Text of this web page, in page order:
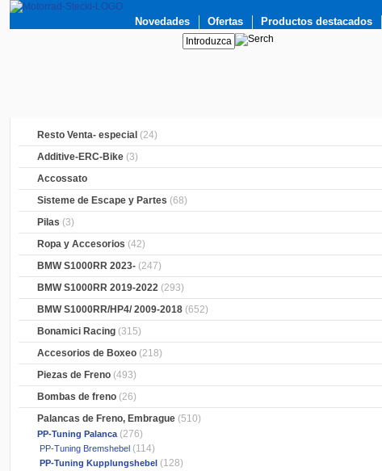
Novedades Ofertas Productos destacados
Resto Venta- especial (24)
Additive-ERC-Bike (3)
Accossato
Sisteme de Escape y Partes (68)
Pilas (3)
Ropa y Accesorios (42)
BMW S1000RR 2023- (247)
BMW S1000RR 2019-2022 (293)
BMW S1000RR/HP4/ 2009-2018 (652)
Bonamici Racing (315)
Accesorios de Boxeo (218)
Piezas de Freno (493)
Bombas de freno (26)
Palancas de Freno, Embrague (510)
PP-Tuning Palanca(276)
PP-Tuning Bremshebel (114)
PP-Tuning Kupplungshebel (128)